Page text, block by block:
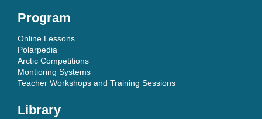
Program
Online Lessons
Polarpedia
Arctic Competitions
Montioring Systems
Teacher Workshops and Training Sessions
Library